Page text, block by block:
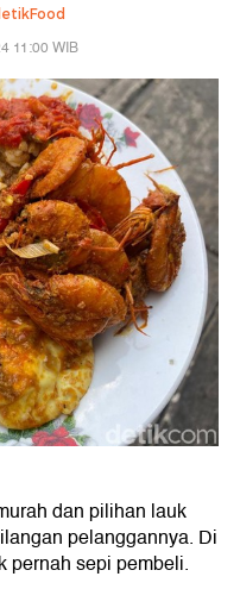
11:00 WIB
dan pilihan lauk
pelanggannya. Di
pernah sepi pembeli.